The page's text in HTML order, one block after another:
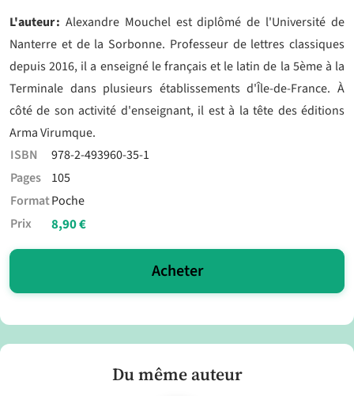
L'auteur : Alexandre Mouchel est diplômé de l'Université de
Nanterre et de la Sorbonne. Professeur de lettres classiques
depuis 2016, il a enseigné le français et le latin de la 5ème à la
Terminale dans plusieurs établissements d'Île-de-France. À
côté de son activité d'enseignant, il est à la tête des éditions
Arma Virumque.
ISBN
978-2-493960-35-1
Pages
105
FormatPoche
Prix
8,90 €
Acheter
Du même auteur